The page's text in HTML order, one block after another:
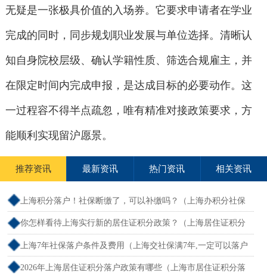
无疑是一张极具价值的入场券。它要求申请者在学业
完成的同时，同步规划职业发展与单位选择。清晰认
知自身院校层级、确认学籍性质、筛选合规雇主，并
在限定时间内完成申报，是达成目标的必要动作。这
一过程容不得半点疏忽，唯有精准对接政策要求，方
能顺利实现留沪愿景。
推荐资讯 最新资讯 热门资讯 相关资讯
上海积分落户！社保断缴了，可以补缴吗？（上海办积分社保
断交需要重新计算吗）
你怎样看待上海实行新的居住证积分政策？（上海居住证积分
新规）
上海7年社保落户条件及费用（上海交社保满7年,一定可以落户
吗？）
2026年上海居住证积分落户政策有哪些（上海市居住证积分落